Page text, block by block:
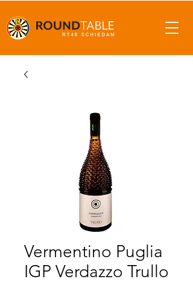
Vermentino Puglia
IGP Verdazzo Trullo